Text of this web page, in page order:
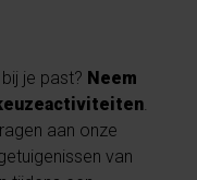
je past? Neem
.
aan onze
van